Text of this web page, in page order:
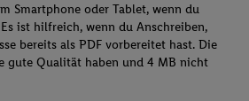
Smartphone oder Tablet, wenn du
ist hilfreich, wenn du Anschreiben,
bereits als PDF vorbereitet hast. Die
gute Qualität haben und 4 MB nicht